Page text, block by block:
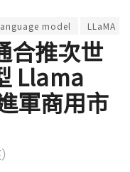
model LLaMA
合推次世
Llama
軍商用市